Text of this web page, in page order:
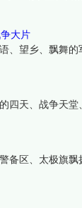
大片
、望乡、飘舞
天、战争天
备区、太极旗